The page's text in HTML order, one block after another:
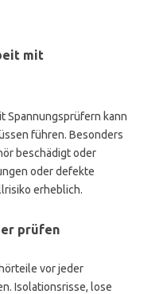
mit
Spannungsprüfern kann
führen. Besonders
beschädigt oder
oder defekte
erheblich.
prüfen
vor jeder
Isolationsrisse, lose